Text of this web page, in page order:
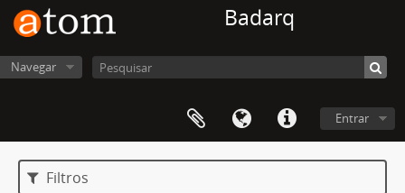
Badarq
Navegar
Entrar
Filtros